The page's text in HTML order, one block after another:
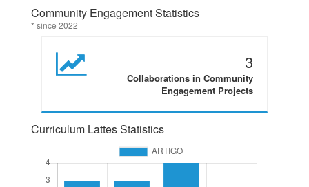
Community Engagement Statistics
* since 2022
3
Collaborations in Community
Engagement Projects
Curriculum Lattes Statistics